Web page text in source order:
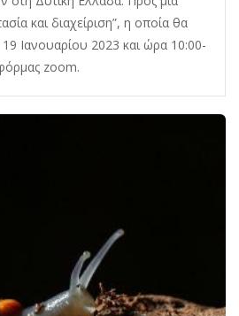
και διαχείριση”, η οποία θα
19 Ιανουαρίου 2023 και ώρα 10:00-
zoom.